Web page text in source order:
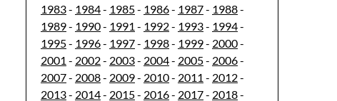
1983- 1984- 1985- 1986- 1987- 1988-
1989- 1990- 1991 - 1992- 1993- 1994-
1995- 1996- 1997- 1998- 1999- 2000-
2001 - 2002- 2003- 2004- 2005- 2006-
2007- 2008- 2009- 2010- 2011 - 2012-
2013- 2014- 2015- 2016- 2017- 2018-